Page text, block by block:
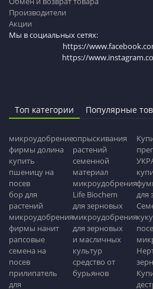
Производители
Акции
Мы в социальных сетях:
https://
https://
Топ категории Популярные
микроудобрение
фирмы долина
купить
пшеницу на
посев
бор для
растений
микроудобрения
фирмы нанит
рапсовые
семена на
посев
прилипатель
для
опрыскивания
растений
семенной
материал
микроудобрения
Life Biochem
для зерновых
микроудобрения
для зерновых
и масличных
культур
средство от
бурьянов
для